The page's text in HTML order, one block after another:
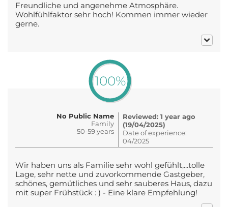
Freundliche und angenehme Atmosphäre.
Wohlfühlfaktor sehr hoch! Kommen immer wieder
gerne.
100%
No Public Name
Family
50-59 years
Reviewed: 1 year ago
(19/04/2025)
Date of experience:
04/2025
Wir haben uns als Familie sehr wohl gefühlt,...tolle
Lage, sehr nette und zuvorkommende Gastgeber,
schönes, gemütliches und sehr sauberes Haus, dazu
mit super Frühstück : ) - Eine klare Empfehlung!